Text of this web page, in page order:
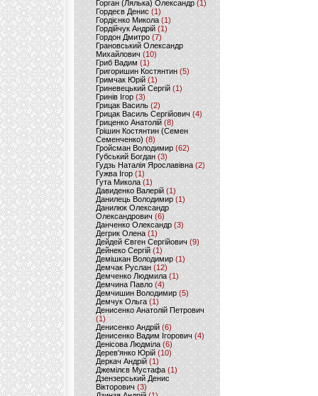
Горган (Лялька) Олександр(1)
Гордеєв Денис (1)
Гордієнко Микола (1)
Гордійчук Андрій (1)
Гордон Дмитро (7)
Грановський Олександр
Михайлович (10)
Гриб Вадим (1)
Григоришин Костянтин (5)
Гримчак Юрій(1)
Гриневецький Сергій(1)
Гринів Ігор (3)
Грицак Василь (2)
Грицак Василь Сергійович (4)
Гриценко Анатолій (8)
Грішин Костянтин (Семен
Семенченко)(8)
Гройсман Володимир(62)
Губський Богдан (3)
Гудзь Наталія Ярославівна(2)
Гужва Ігор (1)
Гута Микола (1)
Давиденко Валерій (1)
Данилець Володимир(1)
Данилюк Олександр
Олександрович (6)
Данченко Олександр (3)
Дегрик Олена(1)
Дейдей Євген Сергійович(9)
Дейнеко Сергій (1)
Демішкан Володимир(1)
Демчак Руслан (12)
Демченко Людмила (1)
Демчина Павло (4)
Демчишин Володимир (5)
Демчук Ольга(1)
Денисенко Анатолій Петрович
(1)
Денисенко Андрій (6)
Денисенко Вадим Ігорович (4)
Денісова Людміла(6)
Дерев'янко Юрій(10)
Деркач Андрій(1)
Джемілєв Мустафа (1)
Дзензерський Денис
Вікторович (3)